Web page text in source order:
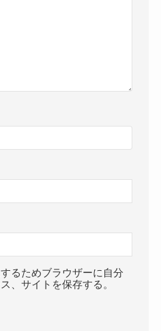
るためブラウザーに自分
、サイトを保存する。